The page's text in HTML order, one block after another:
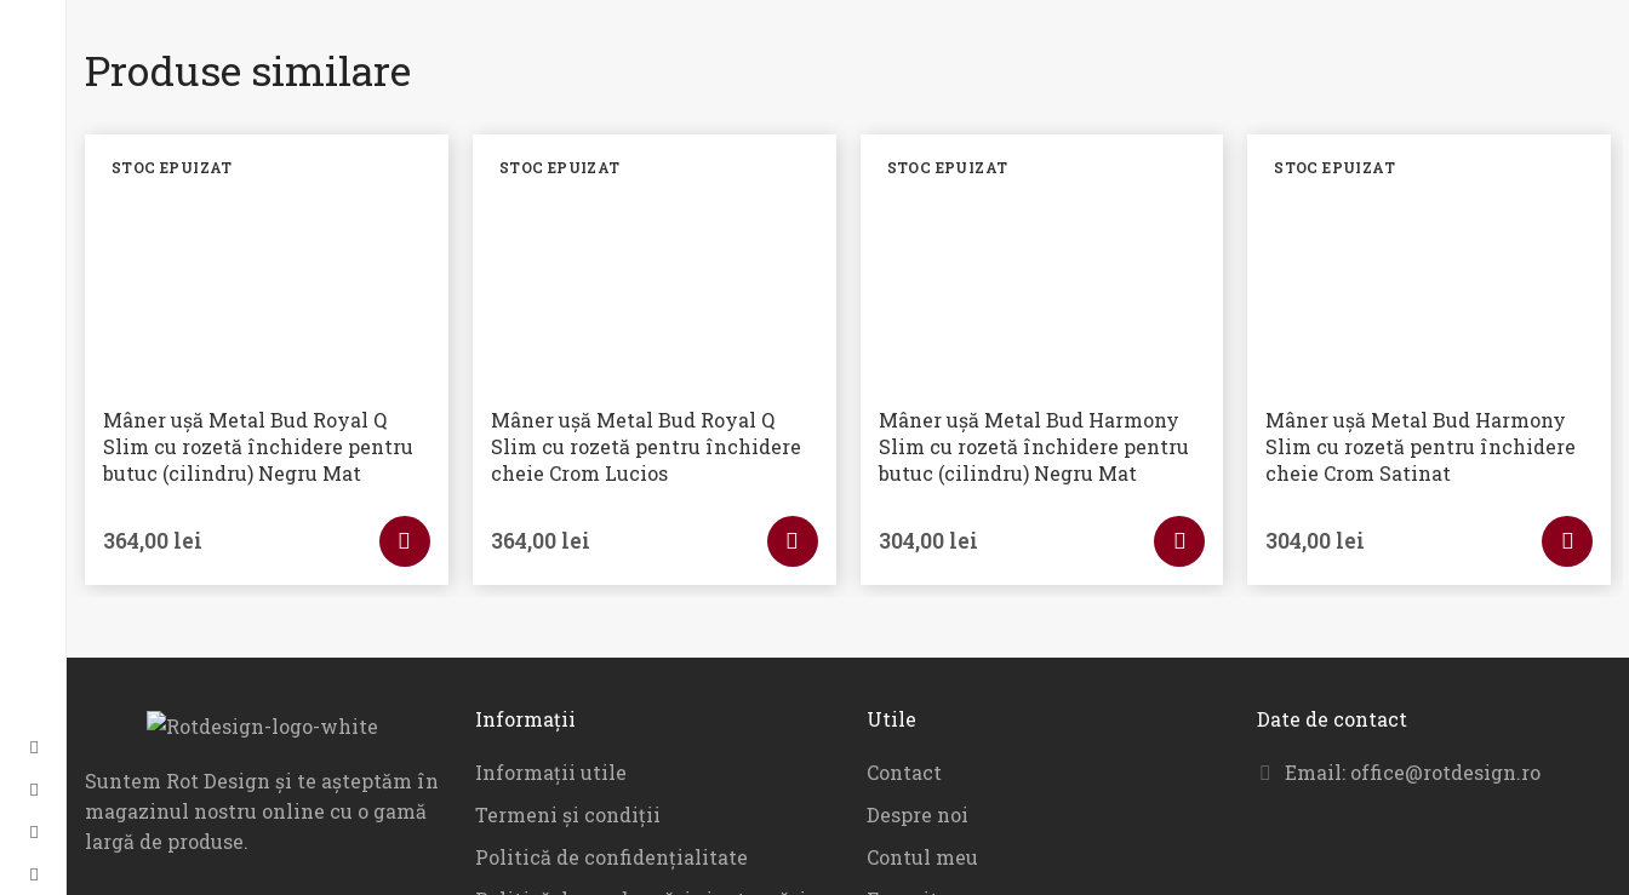
Produse similare
STOC EPUIZAT
Mâner ușă Metal Bud Royal Q
Slim cu rozetă închidere pentru
butuc (cilindru) Negru Mat
364,00 lei
STOC EPUIZAT
Mâner ușă Metal Bud Royal Q
Slim cu rozetă pentru închidere
cheie Crom Lucios
364,00 lei
STOC EPUIZAT
Mâner ușă Metal Bud Harmony
Slim cu rozetă închidere pentru
butuc (cilindru) Negru Mat
304,00 lei
STOC EPUIZAT
Mâner ușă Metal Bud Harmony
Slim cu rozetă pentru închidere
cheie Crom Satinat
304,00 lei
Suntem Rot Design și te așteptăm în
magazinul nostru online cu o gamă
largă de produse.
Informații
Informații utile
Termeni și condiții
Politică de confidențialitate
Utile
Contact
Despre noi
Contul meu
Date de contact
Email: office@rotdesign.ro